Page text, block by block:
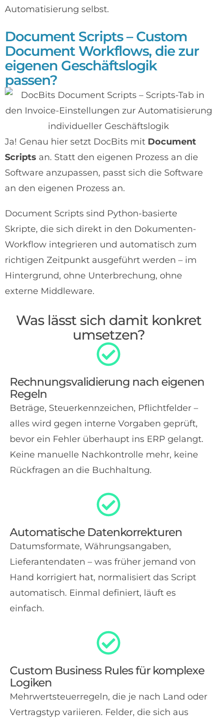
Automatisierung selbst.
Document Scripts – Custom
Document Workflows, die zur
eigenen Geschäftslogik
passen?
Ja! Genau hier setzt DocBits mit Document
Scripts an. Statt den eigenen Prozess an die
Software anzupassen, passt sich die Software
an den eigenen Prozess an.
Document Scripts sind Python-basierte
Skripte, die sich direkt in den Dokumenten-
Workflow integrieren und automatisch zum
richtigen Zeitpunkt ausgeführt werden – im
Hintergrund, ohne Unterbrechung, ohne
externe Middleware.
Was lässt sich damit konkret
umsetzen?
Rechnungsvalidierung nach eigenen
Regeln
Beträge, Steuerkennzeichen, Pflichtfelder –
alles wird gegen interne Vorgaben geprüft,
bevor ein Fehler überhaupt ins ERP gelangt.
Keine manuelle Nachkontrolle mehr, keine
Rückfragen an die Buchhaltung.
Automatische Datenkorrekturen
Datumsformate, Währungsangaben,
Lieferantendaten – was früher jemand von
Hand korrigiert hat, normalisiert das Script
automatisch. Einmal definiert, läuft es
einfach.
Custom Business Rules für komplexe
Logiken
Mehrwertsteuerregeln, die je nach Land oder
Vertragstyp variieren. Felder, die sich aus